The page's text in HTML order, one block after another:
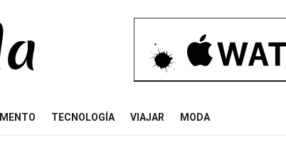
TECNOLOGÍA VIAJAR MODA